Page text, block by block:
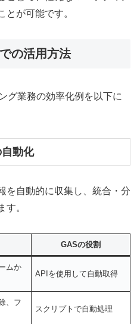
とが可能です。
の活用方法
グ業務の効率化例を以下に
動化
を自動的に収集し、統合・分
す。
GASの役割
ムか
APIを使用して自動取得
、フ
スクリプトで自動処理